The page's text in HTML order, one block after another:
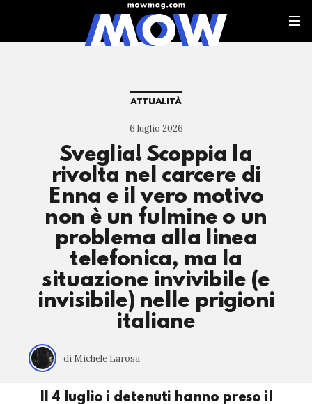
ATTUALITÀ
6 luglio 2026
Sveglia! Scoppia la
rivolta nel carcere di
Enna e il vero motivo
non è un fulmine o un
problema alla linea
telefonica, ma la
situazione invivibile (e
invisibile) nelle prigioni
italiane
di Michele Larosa
Il 4 luglio i detenuti hanno preso il